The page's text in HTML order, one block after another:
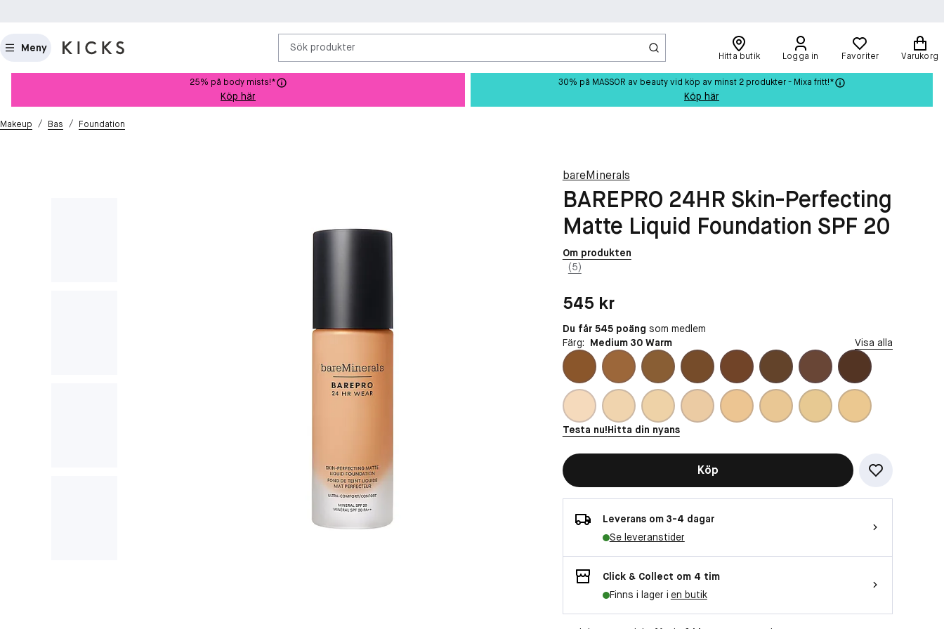
Meny Sök produkter
Hitta butik Logga in Favoriter Varukorg
25% på body mists!*
Köp här
30% på MASSOR av beauty vid köp av minst 2 produkter - Mixa fritt!*
Köp här
Makeup / Bas / Foundation
bareMinerals
BAREPRO 24HR Skin-Perfecting
Matte Liquid Foundation SPF 20
Om produkten
(5)
Färg: Medium 30 Warm Visa alla
Testa nu!Hitta din nyans
Pris: 545 kr
545 kr
Du får 545 poäng som medlem
Köp
Leverans om 3-4 dagar
Se leveranstider
Click & Collect om 4 tim
Finns i lager i en butik